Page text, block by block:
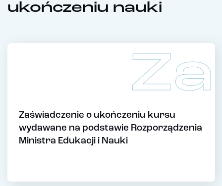
ukończeniu nauki
Za
Zaświadczenie o ukończeniu kursu
wydawane na podstawie Rozporządzenia
Ministra Edukacji i Nauki